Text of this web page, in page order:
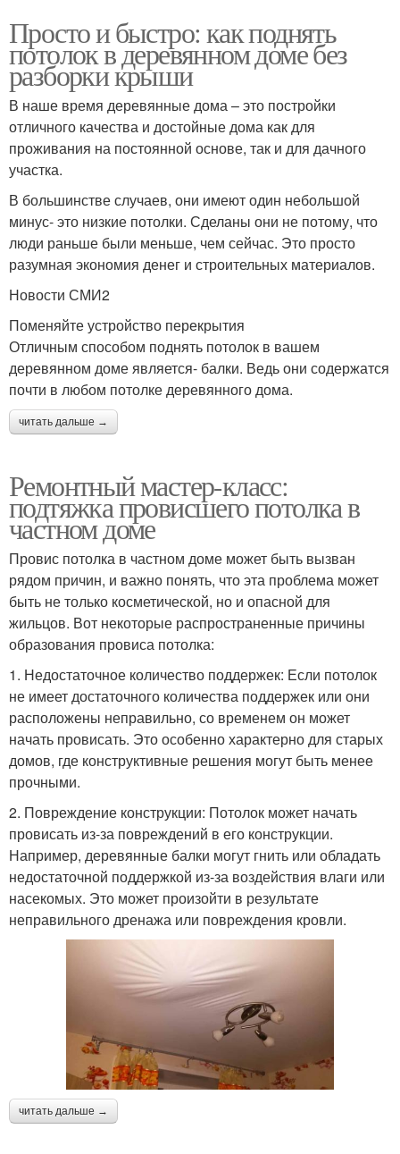
Просто и быстро: как поднять
потолок в деревянном доме без
разборки крыши
В наше время деревянные дома – это постройки
отличного качества и достойные дома как для
проживания на постоянной основе, так и для дачного
участка.
В большинстве случаев, они имеют один небольшой
минус- это низкие потолки. Сделаны они не потому, что
люди раньше были меньше, чем сейчас. Это просто
разумная экономия денег и строительных материалов.
Новости СМИ2
Поменяйте устройство перекрытия
Отличным способом поднять потолок в вашем
деревянном доме является- балки. Ведь они содержатся
почти в любом потолке деревянного дома.
читать дальше →
Ремонтный мастер-класс:
подтяжка провисшего потолка в
частном доме
Провис потолка в частном доме может быть вызван
рядом причин, и важно понять, что эта проблема может
быть не только косметической, но и опасной для
жильцов. Вот некоторые распространенные причины
образования провиса потолка:
1. Недостаточное количество поддержек: Если потолок
не имеет достаточного количества поддержек или они
расположены неправильно, со временем он может
начать провисать. Это особенно характерно для старых
домов, где конструктивные решения могут быть менее
прочными.
2. Повреждение конструкции: Потолок может начать
провисать из-за повреждений в его конструкции.
Например, деревянные балки могут гнить или обладать
недостаточной поддержкой из-за воздействия влаги или
насекомых. Это может произойти в результате
неправильного дренажа или повреждения кровли.
читать дальше →